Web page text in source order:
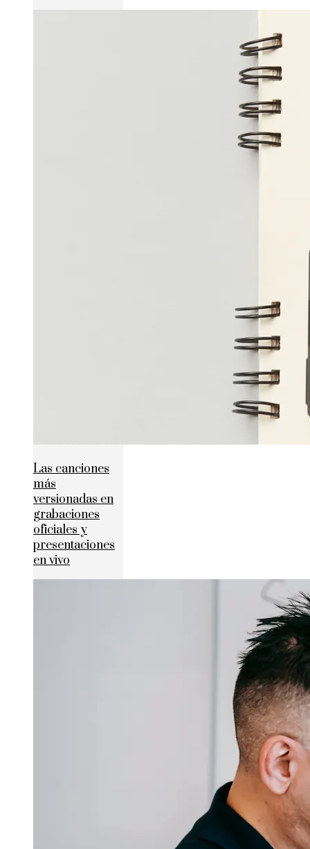
Las canciones
más
versionadas en
grabaciones
oficiales y
presentaciones
en vivo